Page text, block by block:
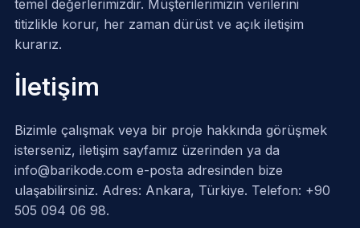
temel değerlerimizdir. Müşterilerimizin verilerini
titizlikle korur, her zaman dürüst ve açık iletişim
kurarız.
İletişim
Bizimle çalışmak veya bir proje hakkında görüşmek
isterseniz, iletişim sayfamız üzerinden ya da
info@barikode.com e-posta adresinden bize
ulaşabilirsiniz. Adres: Ankara, Türkiye. Telefon: +90
505 094 06 98.